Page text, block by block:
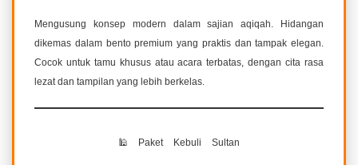
Mengusung konsep modern dalam sajian aqiqah. Hidangan
dikemas dalam bento premium yang praktis dan tampak elegan.
Cocok untuk tamu khusus atau acara terbatas, dengan cita rasa
lezat dan tampilan yang lebih berkelas.
🕌 Paket Kebuli Sultan